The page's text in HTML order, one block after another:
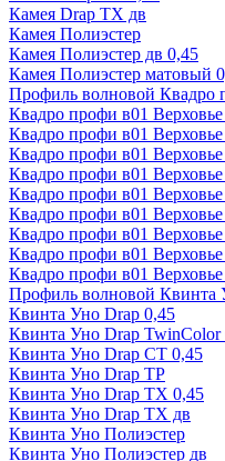
Камея Drap ТХ дв
Камея Полиэстер
Камея Полиэстер дв 0,45
Камея Полиэстер матовый
Профиль волновой Квадро
Квадро профи в01
Квадро профи в01
Квадро профи в01
Квадро профи в01
Квадро профи в01
Квадро профи в01
Квадро профи в01
Квадро профи в01
Квадро профи в01
Профиль волновой Квинта
Квинта Уно Drap 0,45
Квинта Уно Drap TwinColor
Квинта Уно Drap СТ 0,45
Квинта Уно Drap ТР
Квинта Уно Drap ТХ 0,45
Квинта Уно Drap ТХ дв
Квинта Уно Полиэстер
Квинта Уно Полиэстер дв